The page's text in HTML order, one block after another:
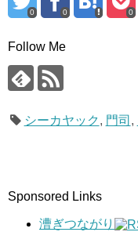
0 0 0
Follow Me
シーカヤック , 門司 ,
Sponsored Links
漕ぎつながり